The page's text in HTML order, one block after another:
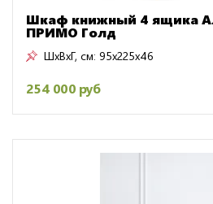
Шкаф книжный 4 ящика
ПРИМО Голд
ШxВxГ, см: 95x225x46
254 000 руб